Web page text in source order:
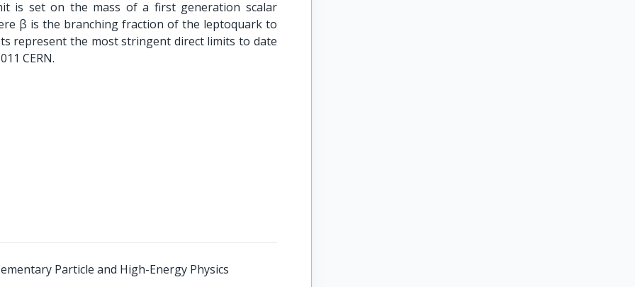
is set on the mass of a first generation scalar
β is the branching fraction of the leptoquark to
represent the most stringent direct limits to date
CERN.
Particle and High-Energy Physics